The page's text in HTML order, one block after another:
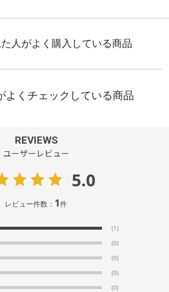
REVIEWS
ユーザーレビュー
5.0
レビュー件数： 1件
(1)
(0)
(0)
(0)
(0)